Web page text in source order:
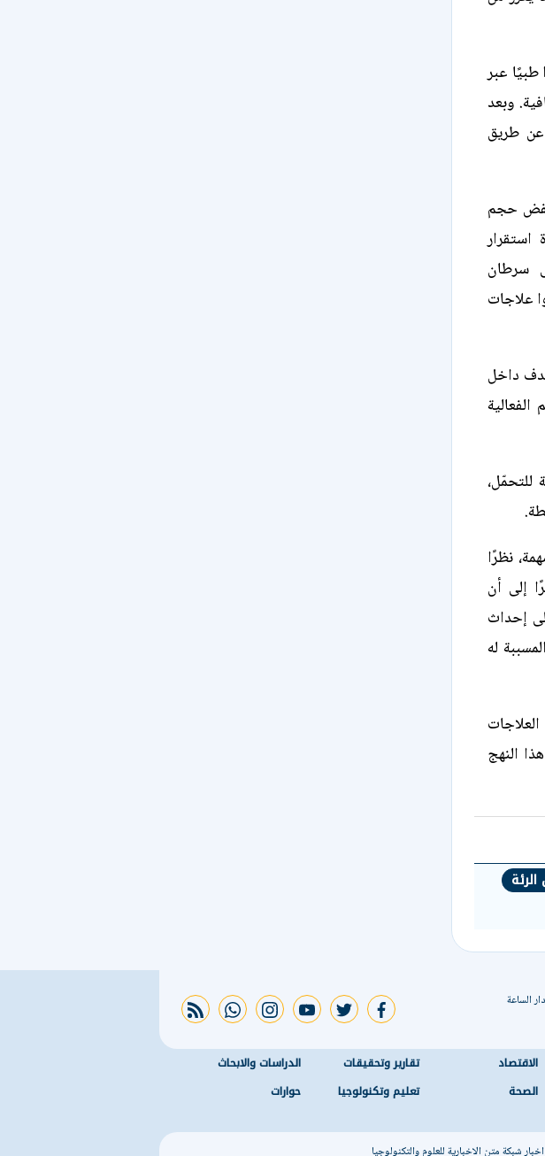
التجارب 203 مرضى في 28 مركزًا طبيًا عبر
وبعد
ملغ أسبوعيًا عن طريق
حجم
استقرار
24% من مرضى سرطان
لدى من تلقوا علاجات
داخل
للتحمّل،
نظرًا
إلى أن
إحداث
له
النهج
الساعة
facebook
twitter
youtube
instagram
whatsapp
rss feed
الاقتصاد تقارير وتحقيقات
الدراسات والابحاث
الصحة تعليم وتكنولوجيا حوارات
شبكة متن الاخبارية للعلوم والتكنولوجيا